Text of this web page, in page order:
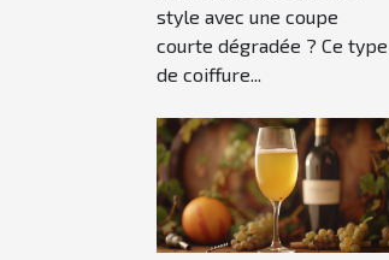
style avec une coupe
courte dégradée ? Ce type
de coiffure...